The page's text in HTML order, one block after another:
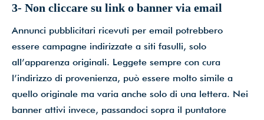
3- Non cliccare su link o banner via email
Annunci pubblicitari ricevuti per email potrebbero
essere campagne indirizzate a siti fasulli, solo
all’apparenza originali. Leggete sempre con cura
l’indirizzo di provenienza, può essere molto simile a
quello originale ma varia anche solo di una lettera. Nei
banner attivi invece, passandoci sopra il puntatore